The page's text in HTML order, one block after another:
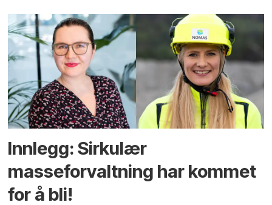
Innlegg: Sirkulær
masseforvaltning har kommet
for å bli!